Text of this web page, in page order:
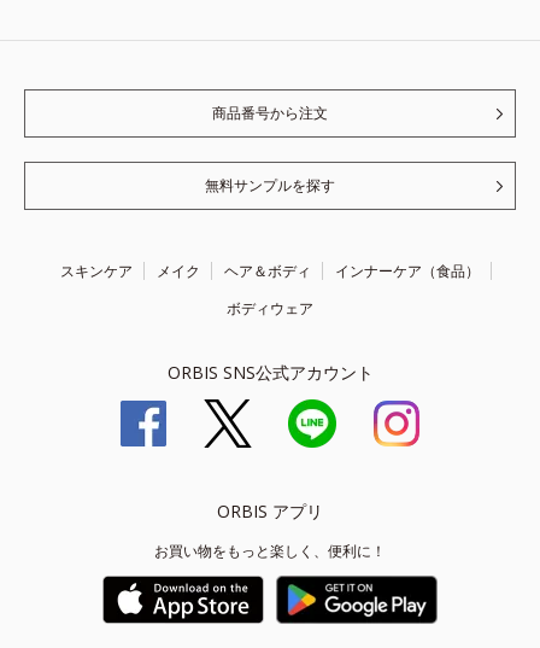
商品番号から注文
無料サンプルを探す
スキンケア メイク ヘア＆ボディ
インナーケア（食品）
ボディウェア
ORBIS SNS公式アカウント
ORBIS アプリ
お買い物をもっと楽しく、便利に！